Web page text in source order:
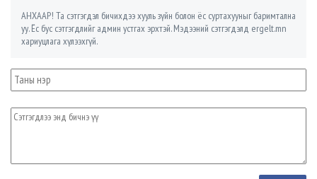
АНХААР! Та сэтгэгдэл бичихдээ хууль зүйн болон ёс суртахууныг баримтална
уу. Ёс бус сэтгэгдлийг админ устгах эрхтэй. Мэдээний сэтгэгдэлд ergelt.mn
хариуцлага хүлээхгүй.